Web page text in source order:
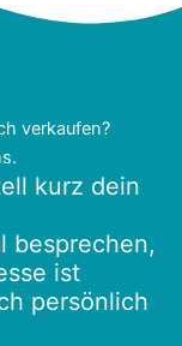
verkaufen?
kurz dein
besprechen,
ist
persönlich